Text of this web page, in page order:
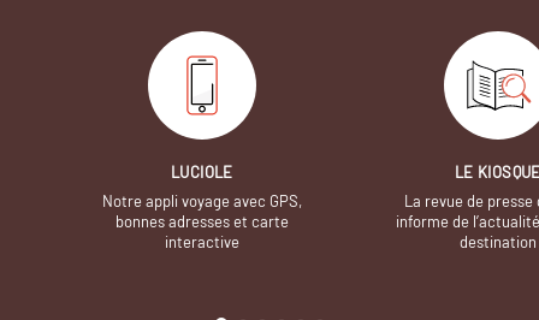
LUCIOLE
Notre appli voyage avec GPS,
bonnes adresses et carte
interactive
LE
La revue de presse
informe de
destination